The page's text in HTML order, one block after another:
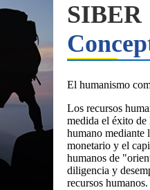
SIBER
El humanismo
Los recursos
medida el éxito de
humano mediante
monetario y el
humanos de
diligencia y
recursos humanos.